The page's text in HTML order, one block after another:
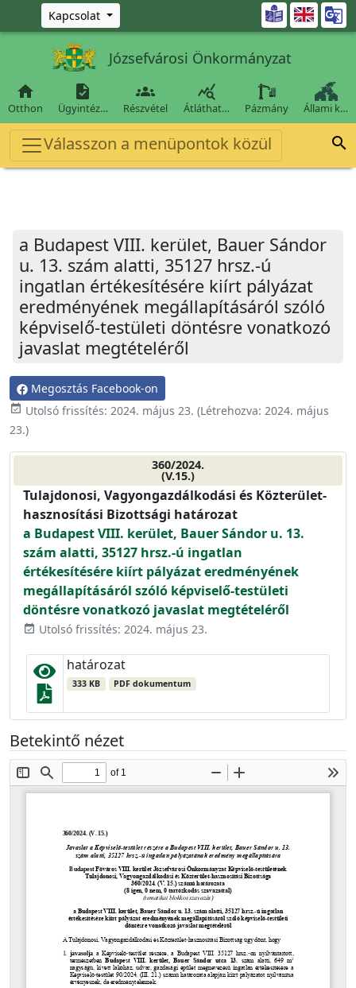
Ugrás a fő tartalomra
Kapcsolat 
Józsefvárosi Önkormányzat

Otthon

Ügyintéz…

Részvétel

Átláthat… Pázmány Állami k…
Válasszon a menüpontok közül 
a Budapest VIII. kerület, Bauer Sándor
u. 13. szám alatti, 35127 hrsz.-ú
ingatlan értékesítésére kiírt pályázat
eredményének megállapításáról szóló
képviselő-testületi döntésre vonatkozó
javaslat megtételéről
Megosztás Facebook-on
event_available Utolsó frissítés: 2024. május 23. (Létrehozva: 2024. május
23.)
360/2024.
(V.15.)
Tulajdonosi, Vagyongazdálkodási és Közterület-
hasznosítási Bizottsági határozat
a Budapest VIII. kerület, Bauer Sándor u. 13.
szám alatti, 35127 hrsz.-ú ingatlan
értékesítésére kiírt pályázat eredményének
megállapításáról szóló képviselő-testületi
döntésre vonatkozó javaslat megtételéről
event_available Utolsó frissítés: 2024. május 23.
határozat
333 KB PDF dokumentum
Betekintő nézet